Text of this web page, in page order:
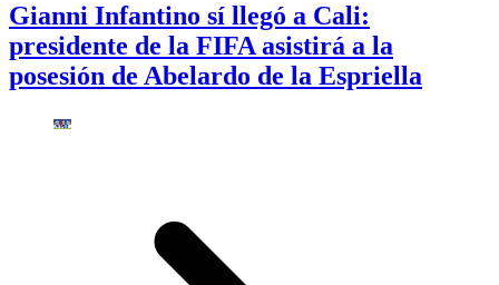
Gianni Infantino sí llegó a Cali:
presidente de la FIFA asistirá a la
posesión de Abelardo de la Espriella